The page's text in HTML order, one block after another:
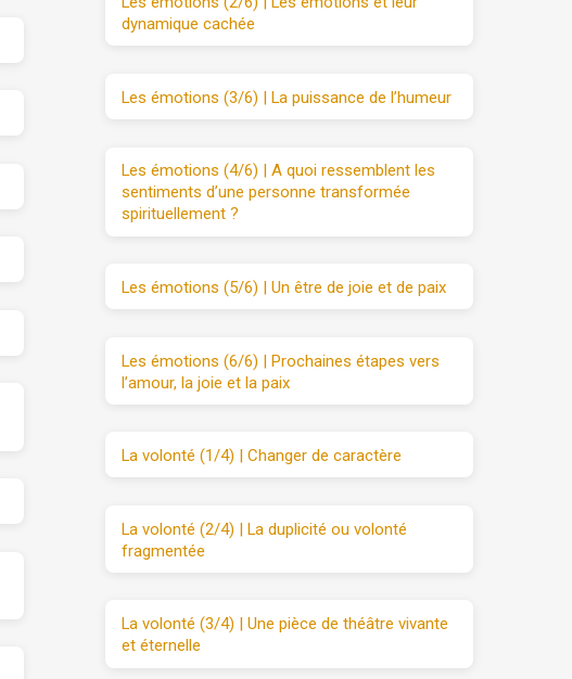
dynamique cachée
Les émotions (3/6) | La puissance de l’humeur
Les émotions (4/6) | A quoi ressemblent les
sentiments d’une personne transformée
spirituellement ?
Les émotions (5/6) | Un être de joie et de paix
Les émotions (6/6) | Prochaines étapes vers
l’amour, la joie et la paix
La volonté (1/4) | Changer de caractère
La volonté (2/4) | La duplicité ou volonté
fragmentée
La volonté (3/4) | Une pièce de théâtre vivante
et éternelle